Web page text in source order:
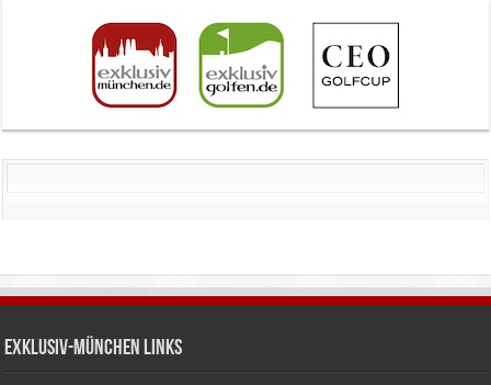
Exklusiv-München Links